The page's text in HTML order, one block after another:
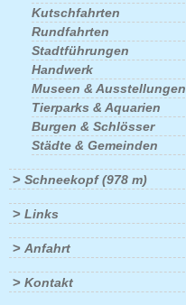
Kutschfahrten
Rundfahrten
Stadtführungen
Handwerk
Museen & Ausstellungen
Tierparks & Aquarien
Burgen & Schlösser
Städte & Gemeinden
> Schneekopf (978 m)
> Links
> Anfahrt
> Kontakt